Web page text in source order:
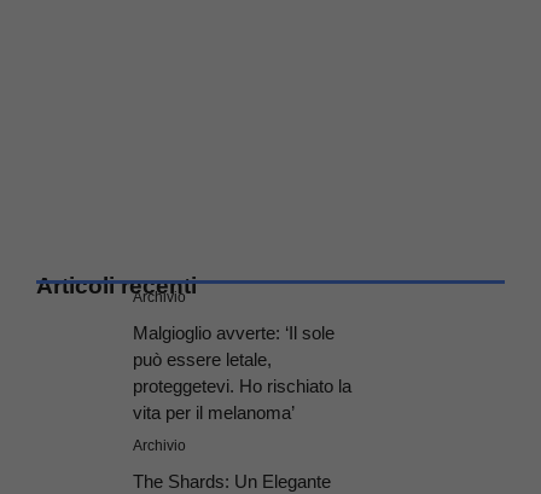
Articoli recenti
Archivio
Malgioglio avverte: ‘Il sole
può essere letale,
proteggetevi. Ho rischiato la
vita per il melanoma’
Archivio
The Shards: Un Elegante